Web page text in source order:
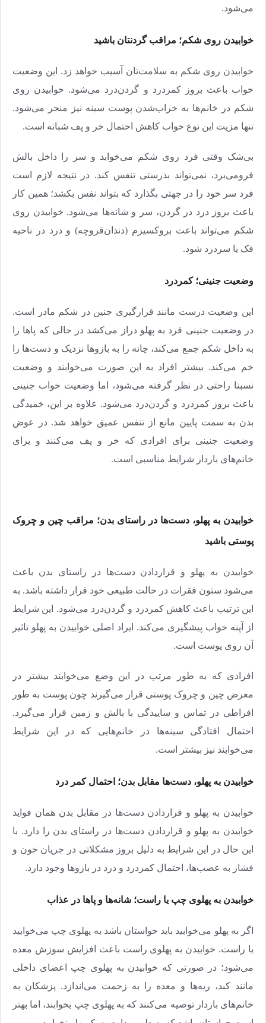
می‌‌شود.
خوابیدن روی شکم؛ ‌مراقب گردنتان باشید
خوابیدن روی شکم به سلامت‌تان آسیب خواهد زد. این وضعیت
خواب باعث بروز کمردرد و گردن‌درد می‌شود. خوابیدن روی
شکم در خانم‌ها به خراب‌شدن پوست سینه نیز منجر می‌شود.
تنها مزیت این نوع خواب کاهش احتمال خر و پف شبانه است.
بی‌شک وقتی فرد روی شکم می‌خوابد و سر را داخل بالش
فرومی‌برد، نمی‌تواند بدرستی تنفس کند. در نتیجه لازم است
فرد سر خود را در جهتی بگذارد که بتواند نفس بکشد؛ همین کار
باعث بروز درد در گردن، سر و شانه‌ها می‌شود. خوابیدن روی
شکم می‌تواند باعث بروکسیزم (دندان‌قروچه) و درد در ناحیه
فک یا سردرد شود.
وضعیت جنینی؛ کمردرد
این وضعیت درست مانند قرارگیری جنین در شکم مادر است.
در وضعیت جنینی فرد به پهلو دراز می‌کشد در حالی ‌که پاها را
به داخل شکم جمع می‌کند، چانه را به بازوها نزدیک و دست‌ها را
خم می‌کند. بیشتر افراد به این صورت می‌خوابند و وضعیت
نسبتا راحتی در نظر گرفته می‌شود، اما وضعیت خواب جنینی
باعث بروز کمردرد و گردن‌درد می‌شود. علاوه بر این، خمیدگی
بدن به سمت پایین مانع از تنفس عمیق خواهد شد. در عوض
وضعیت جنینی برای افرادی که خر و پف می‌کنند و برای
خانم‌های باردار شرایط مناسبی است.
خوابیدن به پهلو، دست‌ها در راستای بدن؛ مراقب‌ چین ‌و ‌چروک
پوستی باشید
خوابیدن به پهلو و قراردادن دست‌ها در راستای بدن باعث
می‌شود ستون فقرات در حالت طبیعی خود قرار داشته باشد. به
این ترتیب باعث کاهش کمردرد و گردن‌درد می‌شود. این شرایط
از آپنه خواب پیشگیری می‌کند. ایراد اصلی خوابیدن به پهلو تاثیر
آن روی پوست است.
افرادی که به طور مرتب در این وضع می‌خوابند بیشتر در
معرض چین و ‌چروک پوستی قرار می‌گیرند چون پوست به طور
افراطی در تماس و ساییدگی با بالش و زمین قرار می‌گیرد.
احتمال افتادگی سینه‌ها در خانم‌هایی که در این شرایط
می‌خوابند نیز بیشتر است.
خوابیدن به پهلو، دست‌ها مقابل بدن؛ احتمال کمر درد
خوابیدن به پهلو و قرار‌دادن دست‌ها در مقابل بدن همان فواید
خوابیدن به پهلو و قراردادن دست‌ها در راستای بدن را دارد. با
این ‌حال در این شرایط به دلیل بروز مشکلاتی در جریان خون و
فشار به عصب‌ها، احتمال کمردرد و درد در بازوها وجود دارد.
خوابیدن به پهلوی چپ یا راست؛ شانه‌ها و پاها در عذاب
اگر به پهلو می‌خوابید باید حواستان باشد به پهلوی چپ می‌خوابید
یا راست. خوابیدن به پهلوی راست باعث افزایش سوزش معده
می‌شود؛ در صورتی که خوابیدن به پهلوی چپ اعضای داخلی
مانند کبد، ریه‌ها و معده را به زحمت می‌اندازد. پزشکان به
خانم‌های باردار توصیه می‌کنند که به پهلوی چپ بخوابند، اما بهتر